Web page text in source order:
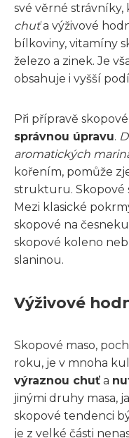
své věrné
chuťa výživové
bílkoviny, vitamíny
železo a zinek. Je
obsahuje i vyšší
Při přípravě
správnou úpravu.
aromatických
kořením, pomůže
strukturu. Skopové
Mezi klasické
skopové na
skopové koleno
slaninou.
Výživové
Skopové maso,
roku, je v mnoha
výraznou chuť a
jinými druhy masa,
skopové tendenci
je z velké části